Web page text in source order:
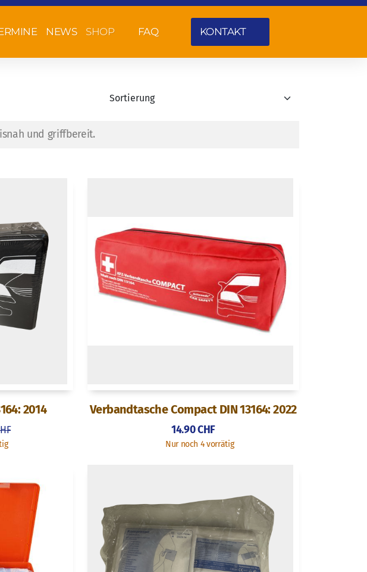
NEWS SHOP FAQ KONTAKT
und griffbereit.
2014 Verbandtasche Compact DIN 13164: 2022
14.90CHF
Nur noch 4 vorrätig